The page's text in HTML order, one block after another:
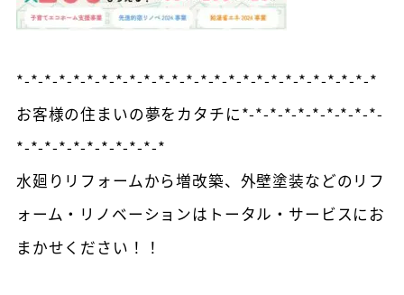
*-*-*-*-*-*-*-*-*-*-*-*-*-*-*-*-*-*-*-*-*-*-*-*-*-*
お客様の住まいの夢をカタチに*-*-*-*-*-*-*-*-*-*-
*-*-*-*-*-*-*-*-*-*-*
水廻りリフォームから増改築、外壁塗装などのリフ
ォーム・リノベーションはトータル・サービスにお
まかせください！！